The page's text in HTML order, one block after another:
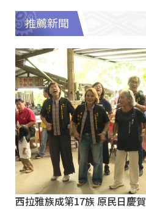
推薦新聞
西拉雅族成第17族 原民日慶